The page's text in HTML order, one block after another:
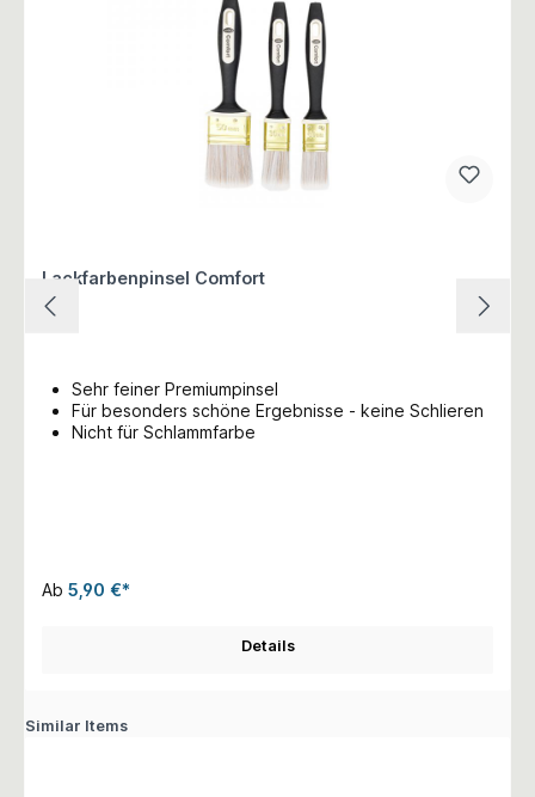
Lackfarbenpinsel Comfort
Sehr feiner Premiumpinsel
Für besonders schöne Ergebnisse - keine Schlieren
Nicht für Schlammfarbe
Ab 5,90 €*
Details
Similar Items